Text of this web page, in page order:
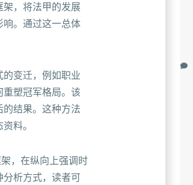
，将法甲的发展
。通过这一总体
变迁，例如职业
塑冠军格局。该
结果。这种方法
料。
，在纵向上强调时
析方式，读者可